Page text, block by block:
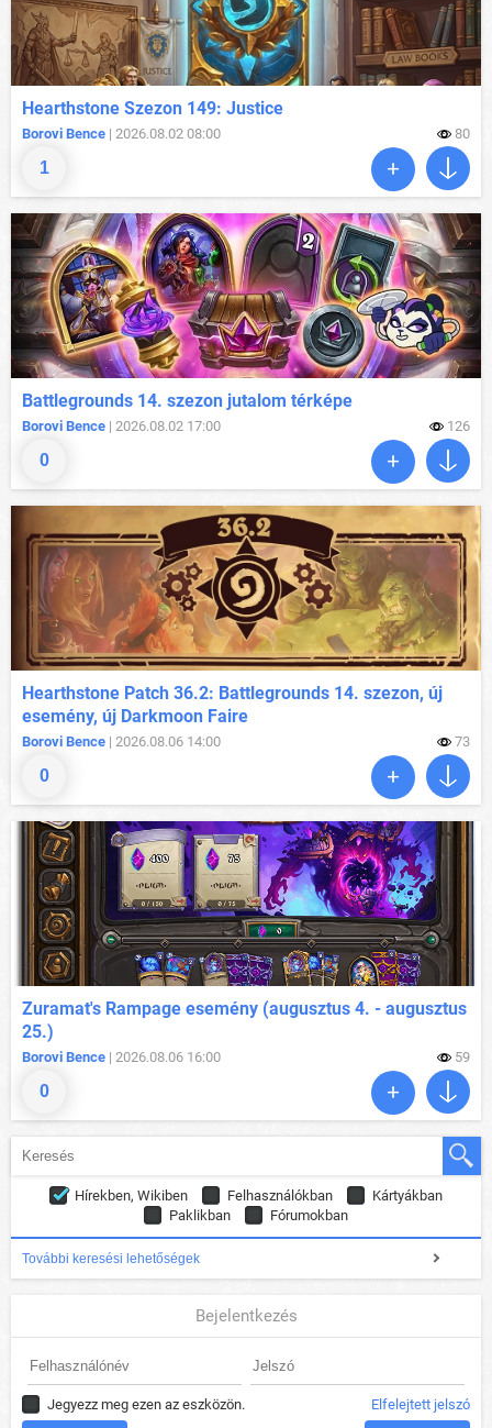
1
Hearthstone Szezon 149: Justice
Borovi Bence | 2026.08.02 08:00 80
0
Battlegrounds 14. szezon jutalom térképe
Borovi Bence | 2026.08.02 17:00 126
0
Hearthstone Patch 36.2: Battlegrounds 14. szezon, új
esemény, új Darkmoon Faire
Borovi Bence | 2026.08.06 14:00 73
0
Zuramat's Rampage esemény (augusztus 4. - augusztus
25.)
Borovi Bence | 2026.08.06 16:00 59
Hírekben, Wikiben Felhasználókban
Kártyákban
Paklikban
Fórumokban
További keresési lehetőségek
Bejelentkezés
Jegyezz meg ezen az eszközön. Elfelejtett jelszó